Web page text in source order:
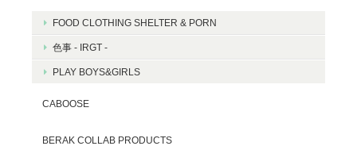
FOOD CLOTHING SHELTER & PORN
色事 - IRGT -
PLAY BOYS&GIRLS
CABOOSE
BERAK COLLAB PRODUCTS